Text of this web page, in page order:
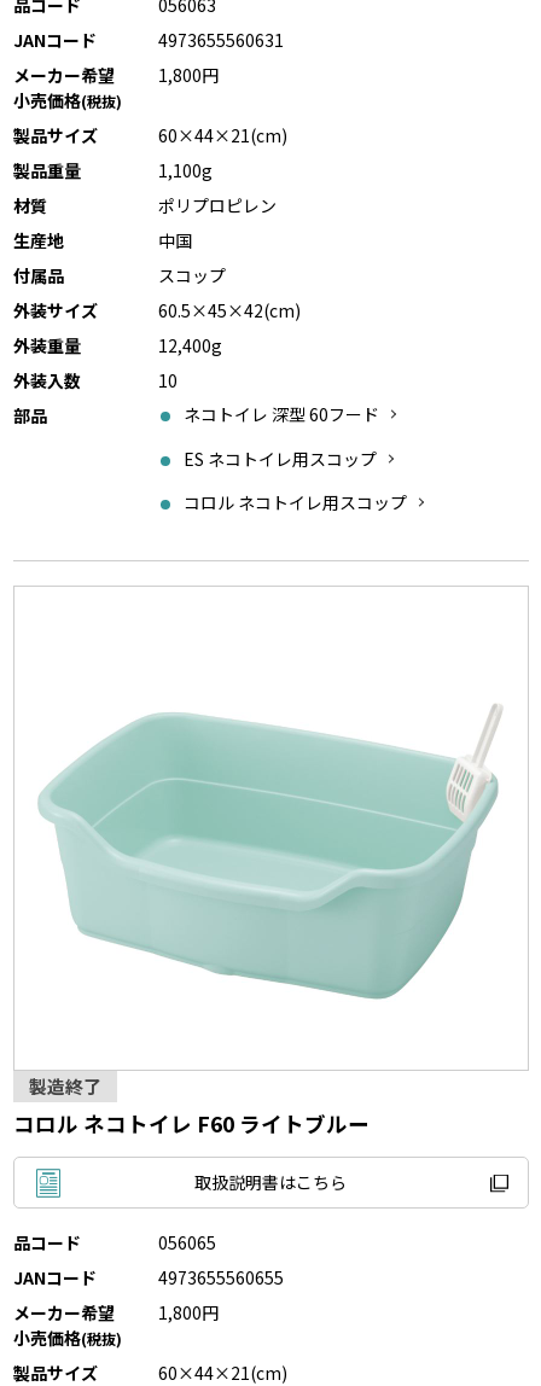
品コード
056063
JANコード
4973655560631
メーカー希望
小売価格(税抜)
1,800円
製品サイズ
60×44×21(cm)
製品重量
1,100g
材質
ポリプロピレン
生産地
中国
付属品
スコップ
外装サイズ
60.5×45×42(cm)
外装重量
12,400g
外装入数
10
部品
ネコトイレ 深型 60フード
ES ネコトイレ用スコップ
コロル ネコトイレ用スコップ
製造終了
コロル ネコトイレ F60 ライトブルー
取扱説明書はこちら
品コード
056065
JANコード
4973655560655
メーカー希望
小売価格(税抜)
1,800円
製品サイズ
60×44×21(cm)